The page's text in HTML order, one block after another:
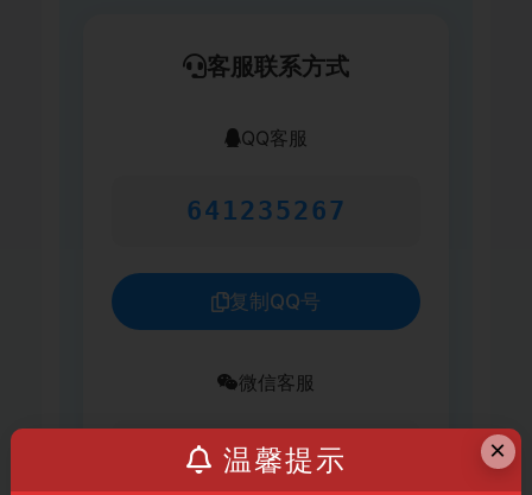
客服联系方式
QQ客服
641235267
复制QQ号
微信客服
xc641235267 ×
温馨提示